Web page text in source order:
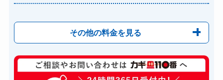
その他の料金を見る
玄関カギ修理 6,600円～(税込)